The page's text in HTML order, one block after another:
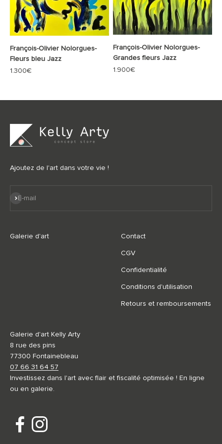
François-Olivier Nolorgues-
Fleurs bleu Jazz
Prix de vente
1.300€
François-Olivier Nolorgues-
Grandes fleurs Jazz
Prix de vente
1.900€
Ajoutez de l'art dans votre vie !
E-mail
S'inscrire
Galerie d'art Contact
CGV
Confidentialité
Conditions d'utilisation
Retours et remboursements
Galerie d'art Kelly Arty
8 rue des pins
77300 Fontainebleau
07 66 31 64 57
Investissez dans l'art avec flair et fiscalité optimisée ! En ligne
ou en galerie.